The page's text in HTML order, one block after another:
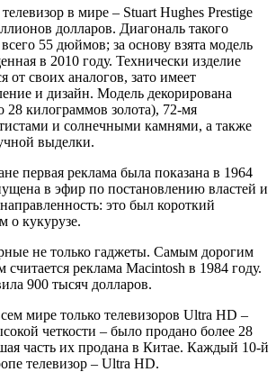
в мире – Stuart Hughes Prestige
долларов. Диагональ такого
всего 55 дюймов; за основу взята модель
в 2010 году. Технически изделие
от своих аналогов, зато имеет
и дизайн. Модель декорирована
28 килограммов золота), 72-мя
и солнечными камнями, а также
выделки.
первая реклама была показана в 1964
в эфир по постановлению властей и
это был короткий
о кукурузе.
не только гаджеты. Самым дорогим
реклама Macintosh в 1984 году.
900 тысяч долларов.
мире только телевизоров Ultra HD –
четкости – было продано более 28
часть их продана в Китае. Каждый 10-й
телевизор – Ultra HD.